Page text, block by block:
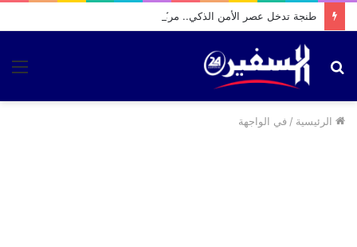
بحث
الرئيسية / في الواجهة